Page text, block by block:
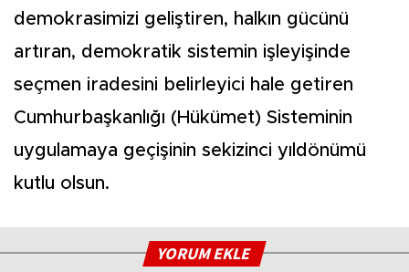
demokrasimizi geliştiren, halkın gücünü
artıran, demokratik sistemin işleyişinde
seçmen iradesini belirleyici hale getiren
Cumhurbaşkanlığı (Hükümet) Sisteminin
uygulamaya geçişinin sekizinci yıldönümü
kutlu olsun.
YORUM EKLE